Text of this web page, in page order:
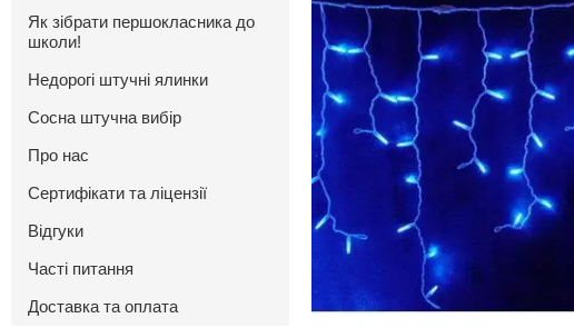
Як зібрати першокласника до
школи!
Недорогі штучні ялинки
Сосна штучна вибір
Про нас
Сертифікати та ліцензії
Відгуки
Часті питання
Доставка та оплата